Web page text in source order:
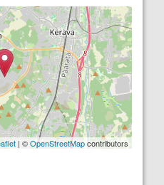
| ©OpenStreetMapcontributors